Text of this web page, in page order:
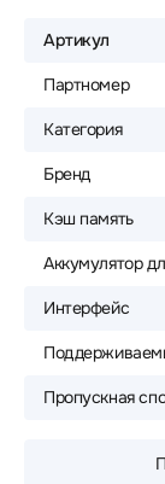
Артикул
Партномер
Категория
Бренд
Кэш память
Аккумулятор
Интерфейс
Пропускная